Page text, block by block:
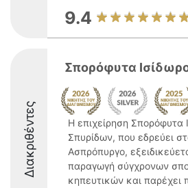
9.4
Διακριθέντες
Σπορόφυτα
Η επιχείρηση Σπορόφυτα
Σπυρίδων, που εδρεύει
Ασπρόπυργο,
παραγωγή σύγχρονων
κηπευτικών και παρέχει